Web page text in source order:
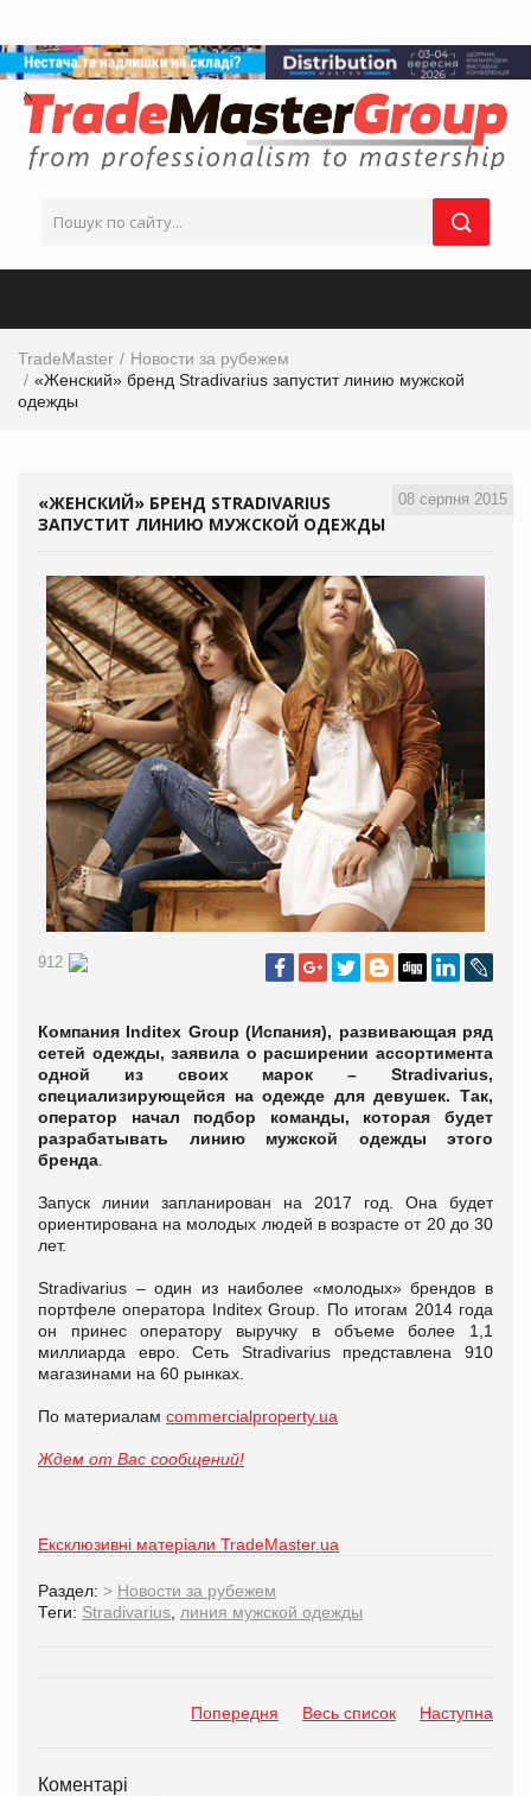
TradeMaster
Новости за рубежем
«Женский» бренд Stradivarius запустит линию мужской
одежды
08 серпня 2015
«ЖЕНСКИЙ» БРЕНД STRADIVARIUS
ЗАПУСТИТ ЛИНИЮ МУЖСКОЙ ОДЕЖДЫ
912
Компания Inditex Group (Испания), развивающая ряд
сетей одежды, заявила о расширении ассортимента
одной из своих марок – Stradivarius,
специализирующейся на одежде для девушек. Так,
оператор начал подбор команды, которая будет
разрабатывать линию мужской одежды этого
бренда
Запуск линии запланирован на 2017 год. Она будет
ориентирована на молодых людей в возрасте от 20 до 30
лет.
Stradivarius – один из наиболее «молодых» брендов в
портфеле оператора Inditex Group. По итогам 2014 года
он принес оператору выручку в объеме более 1,1
миллиарда евро. Сеть Stradivarius представлена 910
магазинами на 60 рынках.
По материалам commercialproperty.ua
Ждем от Вас сообщений!
Ексклюзивні матеріали TradeMaster.ua
Раздел: > Новости за рубежем
Теги: Stradivarius линия мужской одежды
Попередня Весь список Наступна
Коментарі